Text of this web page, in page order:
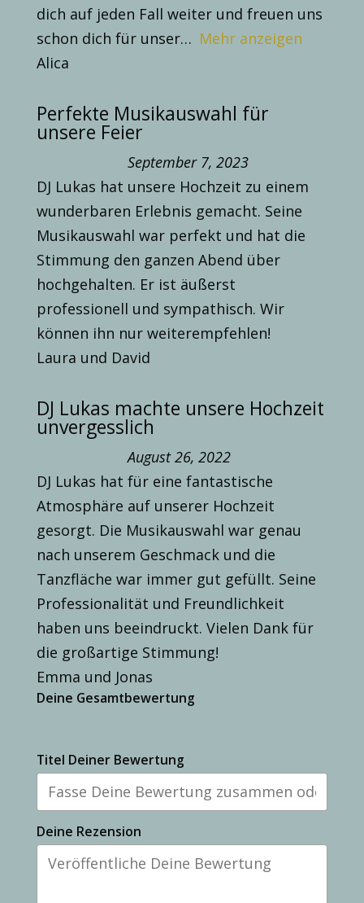
dich auf jeden Fall weiter und freuen uns
schon dich für unser
Mehr anzeigen
Alica
Perfekte Musikauswahl für
unsere Feier
September 7, 2023
DJ Lukas hat unsere Hochzeit zu einem
wunderbaren Erlebnis gemacht. Seine
Musikauswahl war perfekt und hat die
Stimmung den ganzen Abend über
hochgehalten. Er ist äußerst
professionell und sympathisch. Wir
können ihn nur weiterempfehlen!
Laura und David
DJ Lukas machte unsere Hochzeit
unvergesslich
August 26, 2022
DJ Lukas hat für eine fantastische
Atmosphäre auf unserer Hochzeit
gesorgt. Die Musikauswahl war genau
nach unserem Geschmack und die
Tanzfläche war immer gut gefüllt. Seine
Professionalität und Freundlichkeit
haben uns beeindruckt. Vielen Dank für
die großartige Stimmung!
Emma und Jonas
Deine Gesamtbewertung
Titel Deiner Bewertung
Deine Rezension